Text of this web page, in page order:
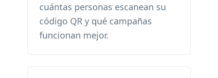
cuántas personas escanean su
código QR y qué campañas
funcionan mejor.